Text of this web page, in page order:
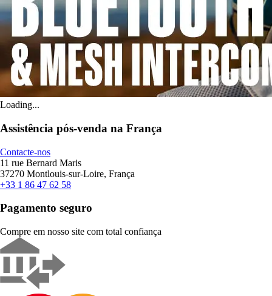
Loading...
Assistência pós-venda na França
Contacte-nos
11 rue Bernard Maris
37270 Montlouis-sur-Loire, França
+33 1 86 47 62 58
Pagamento seguro
Compre em nosso site com total confiança